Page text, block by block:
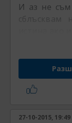
И аз не съм
27-10-2015, 19:49